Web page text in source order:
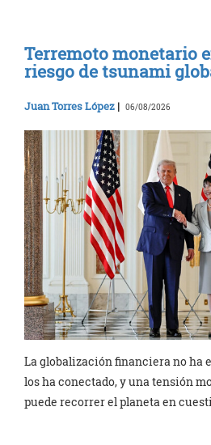
Terremoto monetario
riesgo de tsunami
Juan Torres López | 06/08/2026
La globalización financiera no ha
los ha conectado, y una tensión
puede recorrer el planeta en